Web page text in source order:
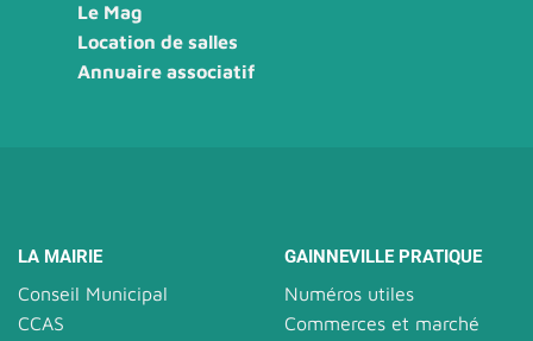
Le Mag
Location de salles
Annuaire associatif
LA MAIRIE
Conseil Municipal
CCAS
GAINNEVILLE PRATIQUE
Numéros utiles
Commerces et marché